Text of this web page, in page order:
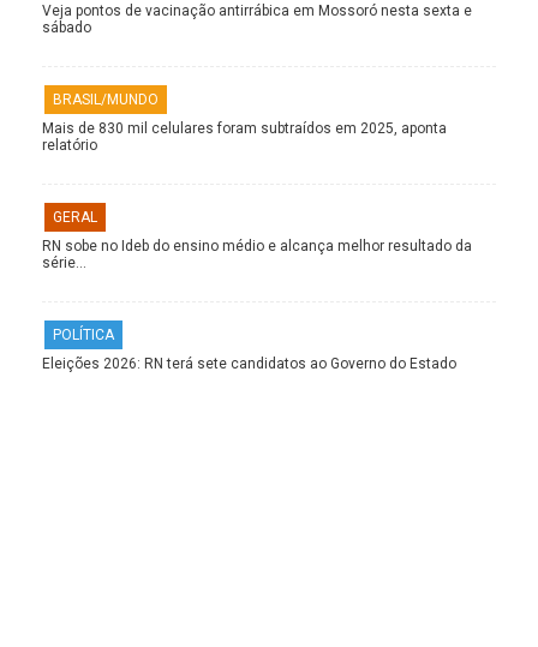
Veja pontos de vacinação antirrábica em Mossoró nesta sexta e
sábado
BRASIL/MUNDO
Mais de 830 mil celulares foram subtraídos em 2025, aponta
relatório
GERAL
RN sobe no Ideb do ensino médio e alcança melhor resultado da
série…
POLÍTICA
Eleições 2026: RN terá sete candidatos ao Governo do Estado